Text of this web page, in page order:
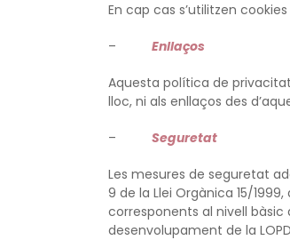
En cap cas s’utilitzen
– Enllaços
Aquesta política de
lloc, ni als enllaços des
– Seguretat
Les mesures de seguretat
9 de la Llei Orgànica 15/
corresponents al nivell bàsic
desenvolupament de la LOPD